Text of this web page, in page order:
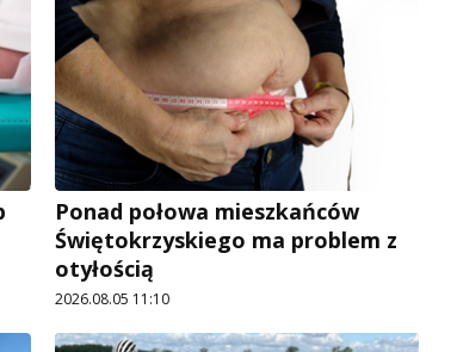
Ponad połowa mieszkańców
Świętokrzyskiego ma problem z
otyłością
2026.08.05 11:10